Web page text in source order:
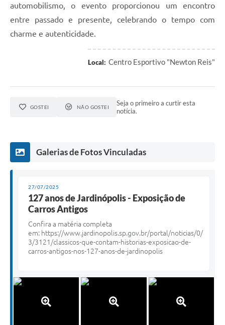
automobilismo, o evento proporcionou um encontro
entre passado e presente, celebrando o tempo com
charme e autenticidade.
Local: Centro Esportivo "Newton Reis"
GOSTEI NÃO GOSTEI
Seja o primeiro a curtir esta
notícia.
Galerias de Fotos Vinculadas
27/07/2025
127 anos de Jardinópolis - Exposição de
Carros Antigos
Confira a matéria completa
em: https://www.jardinopolis.sp.gov.br/portal/noticias/0/
3/3121/classicos-que-contam-historias-exposicao-de-
carros-antigos-nos-127-anos-de-jardinopolis